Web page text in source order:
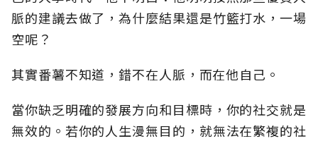
脈的建議去做了，為什麼結果還是竹籃打水，一場
空呢？
其實番薯不知道，錯不在人脈，而在他自己。
當你缺乏明確的發展方向和目標時，你的社交就是
無效的。若你的人生漫無目的，就無法在繁複的社